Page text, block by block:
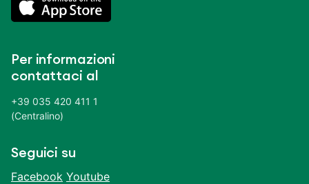
Per informazioni
contattaci al
+39 035 420 411 1
(Centralino)
Seguici su
Facebook Youtube